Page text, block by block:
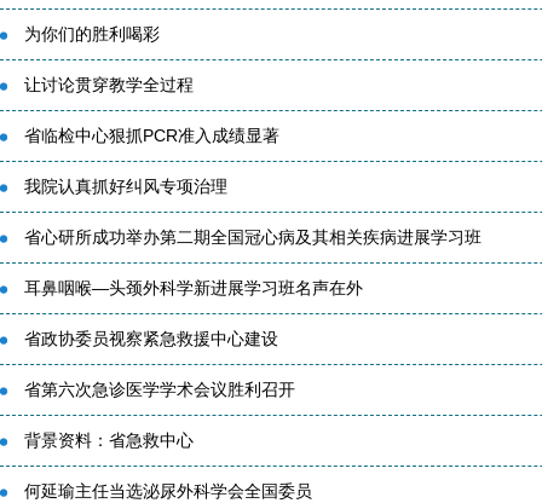
为你们的胜利喝彩
让讨论贯穿教学全过程
省临检中心狠抓PCR准入成绩显著
我院认真抓好纠风专项治理
省心研所成功举办第二期全国冠心病及其相关疾病进展学习班
耳鼻咽喉—头颈外科学新进展学习班名声在外
省政协委员视察紧急救援中心建设
省第六次急诊医学学术会议胜利召开
背景资料：省急救中心
何延瑜主任当选泌尿外科学会全国委员